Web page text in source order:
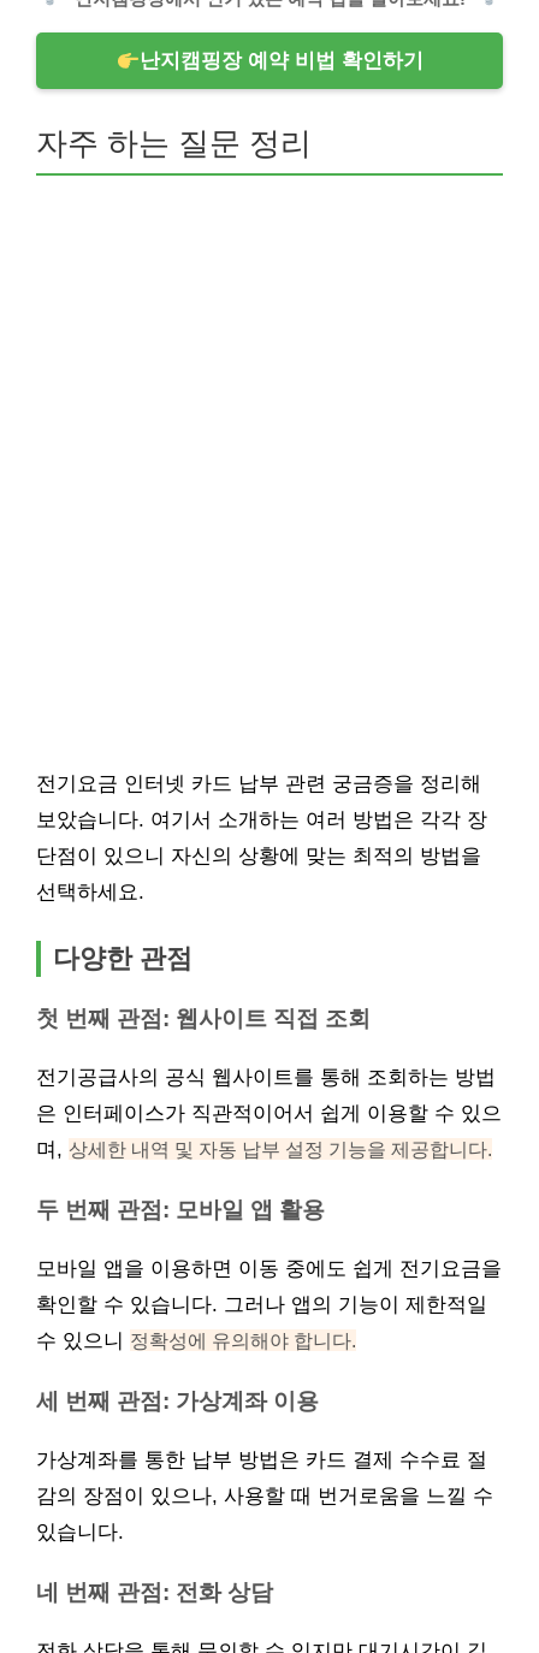
난지캠핑장 예약 비법 확인하기
자주 하는 질문 정리
전기요금 인터넷 카드 납부 관련 궁금증을 정리해
보았습니다. 여기서 소개하는 여러 방법은 각각 장
단점이 있으니 자신의 상황에 맞는 최적의 방법을
선택하세요.
다양한 관점
첫 번째 관점: 웹사이트 직접 조회
전기공급사의 공식 웹사이트를 통해 조회하는 방법
은 인터페이스가 직관적이어서 쉽게 이용할 수 있으
며, 상세한 내역 및 자동 납부 설정 기능을 제공합니다.
두 번째 관점: 모바일 앱 활용
모바일 앱을 이용하면 이동 중에도 쉽게 전기요금을
확인할 수 있습니다. 그러나 앱의 기능이 제한적일
수 있으니 정확성에 유의해야 합니다.
세 번째 관점: 가상계좌 이용
가상계좌를 통한 납부 방법은 카드 결제 수수료 절
감의 장점이 있으나, 사용할 때 번거로움을 느낄 수
있습니다.
네 번째 관점: 전화 상담